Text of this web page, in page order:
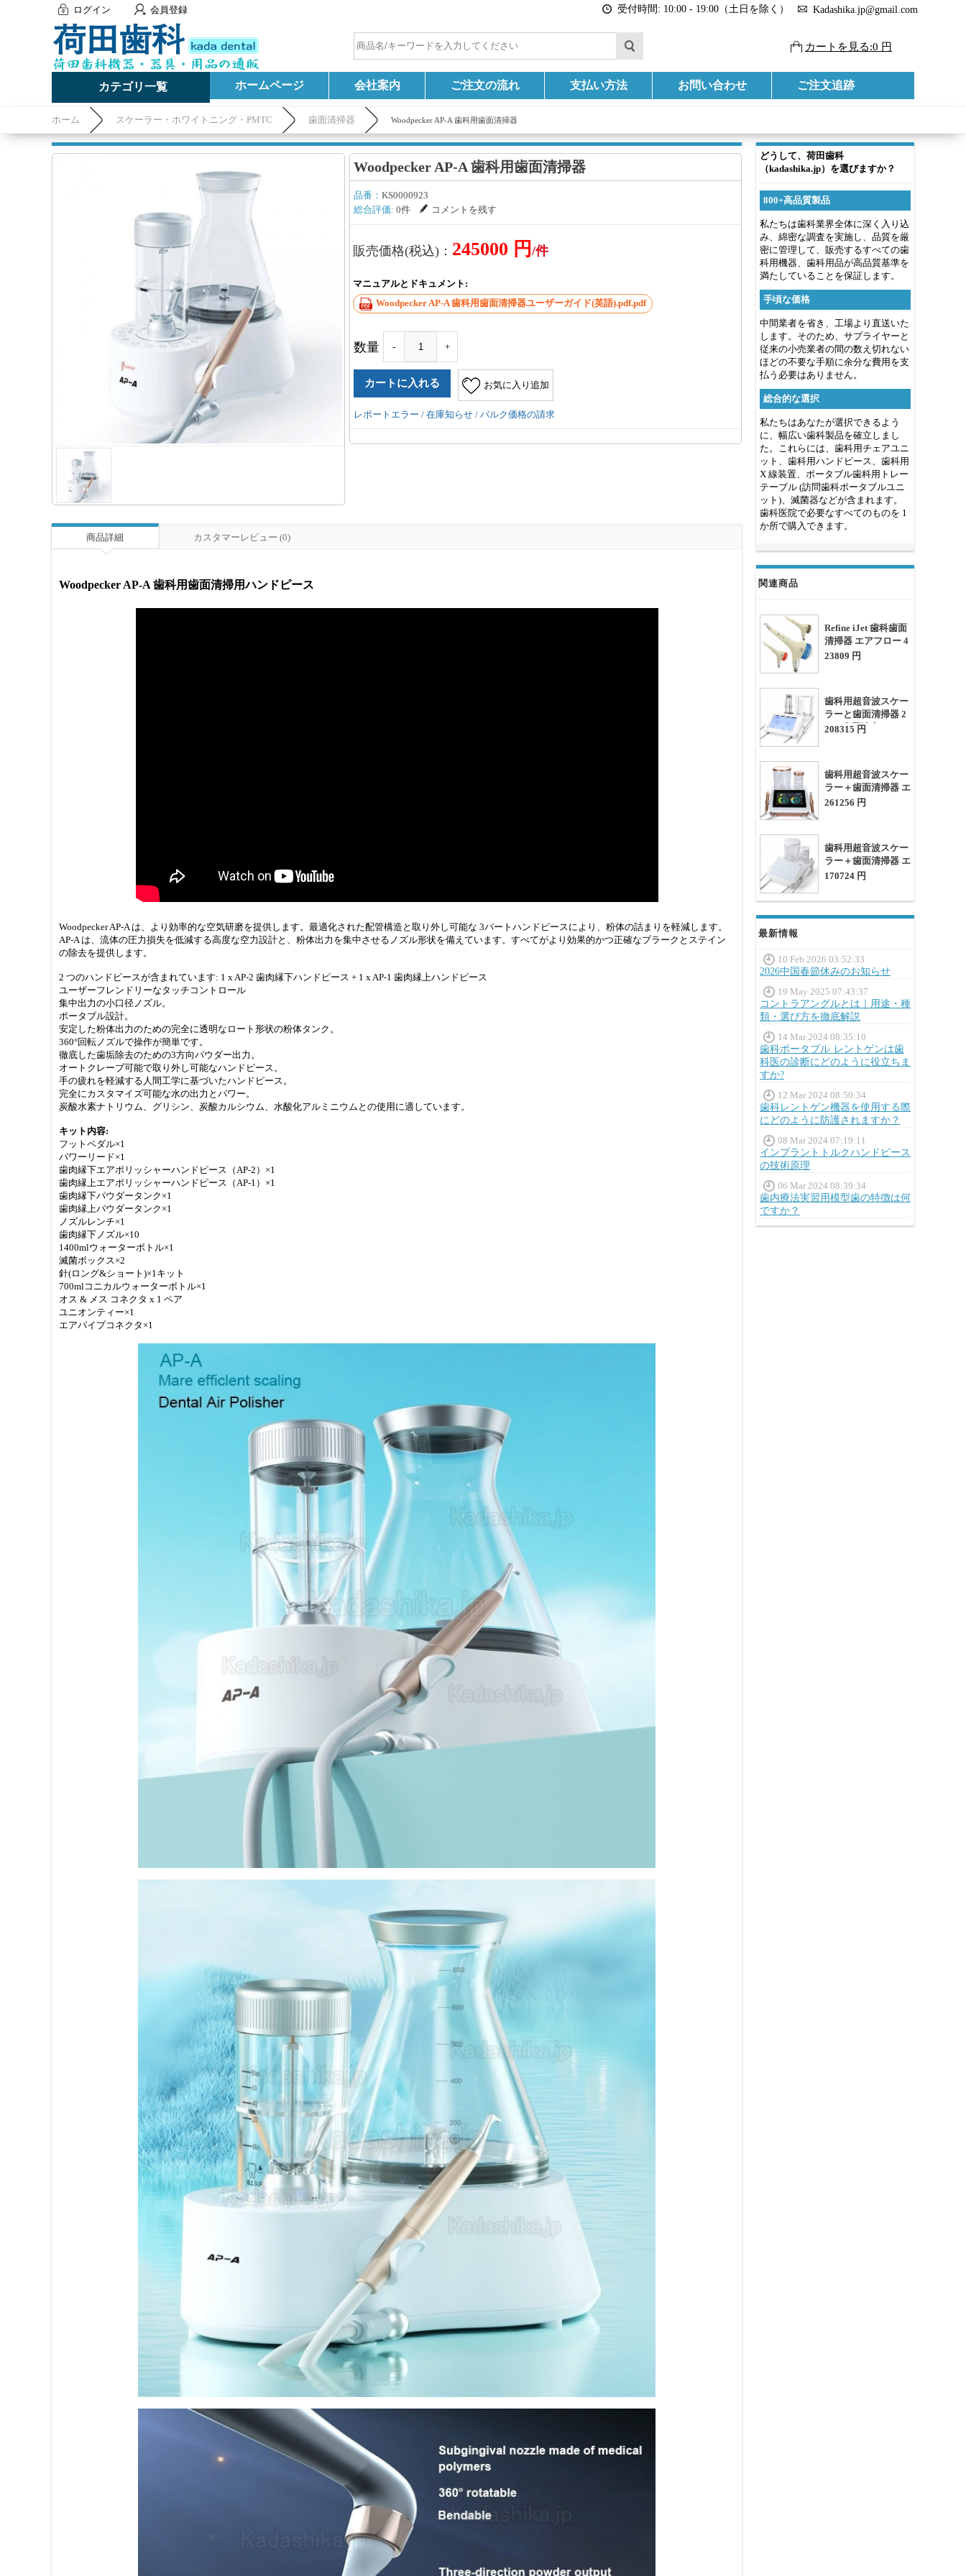
ログイン 会員登録 受付時間: 10:00 - 19:00（土日を除く） Kadashika.jp@gmail.com
カートを見る:0 円
カテゴリ一覧 ホームページ 会社案内 ご注文の流れ 支払い方法 お問い合わせ ご注文追跡
ホーム スケーラー・ホワイトニング・PMTC 歯面清掃器 Woodpecker AP-A 歯科用歯面清掃器
どうして、荷田歯科
（kadashika.jp）を選びますか？
800+高品質製品
私たちは歯科業界全体に深く入り込
み、綿密な調査を実施し、品質を厳
密に管理して、販売するすべての歯
科用機器、歯科用品が高品質基準を
満たしていることを保証します。
手頃な価格
中間業者を省き、工場より直送いた
します。そのため、サプライヤーと
従来の小売業者の間の数え切れない
ほどの不要な手順に余分な費用を支
払う必要はありません。
総合的な選択
私たちはあなたが選択できるよう
に、幅広い歯科製品を確立しまし
た。これらには、歯科用チェアユニ
ット、歯科用ハンドピース、歯科用
X 線装置、ポータブル歯科用トレー
テーブル (訪問歯科ポータブルユニ
ット)、滅菌器などが含まれます。
歯科医院で必要なすべてのものを 1
か所で購入できます。
関連商品
Refine iJet 歯科歯面
清掃器 エアフロー 4
ホール
23809 円
歯科用超音波スケー
ラーと歯面清掃器 2
in 1 歯周治療システ
208315 円
歯科用超音波スケー
ラー＋歯面清掃器 エ
アフローデバイス
261256 円
歯科用超音波スケー
ラー＋歯面清掃器 エ
アフローデバイス
ム、G+P+E+A+Cモ
ード
170724 円
最新情報
10 Feb 2026 03:52:33
2026中国春節休みのお知らせ
19 May 2025 07:43:37
コントラアングルとは｜用途・種
類・選び方を徹底解説
14 Mar 2024 08:35:10
歯科ポータブル レントゲンは歯
科医の診断にどのように役立ちま
すか?
12 Mar 2024 08:50:34
歯科レントゲン機器を使用する際
にどのように防護されますか？
08 Mar 2024 07:19:11
インプラントトルクハンドピース
の技術原理
06 Mar 2024 08:39:34
歯内療法実習用模型歯の特徴は何
ですか？
Woodpecker AP-A 歯科用歯面清掃器
品番： KS0000923
総合評価: 0件 コメントを残す
販売価格(税込)： 245000 円 /件
マニュアルとドキュメント:
Woodpecker AP-A 歯科用歯面清掃器ユーザーガイド(英語).pdf.pdf
数量 - +
お気に入り追加
レポートエラー / 在庫知らせ / バルク価格の請求
商品詳細 カスタマーレビュー (0)
Woodpecker AP-A 歯科用歯面清掃用ハンドピース
Woodpecker AP-A は、より効率的な空気研磨を提供します。最適化された配管構造と取り外し可能な 3パートハンドピースにより、粉体の詰まりを軽減します。
AP-A は、流体の圧力損失を低減する高度な空力設計と、粉体出力を集中させるノズル形状を備えています。すべてがより効果的かつ正確なプラークとステイン
の除去を提供します。
2 つのハンドピースが含まれています: 1 x AP-2 歯肉縁下ハンドピース + 1 x AP-1 歯肉縁上ハンドピース
ユーザーフレンドリーなタッチコントロール
集中出力の小口径ノズル。
ポータブル設計。
安定した粉体出力のための完全に透明なロート形状の粉体タンク。
360°回転ノズルで操作が簡単です。
徹底した歯垢除去のための3方向パウダー出力。
オートクレーブ可能で取り外し可能なハンドピース。
手の疲れを軽減する人間工学に基づいたハンドピース。
完全にカスタマイズ可能な水の出力とパワー。
炭酸水素ナトリウム、グリシン、炭酸カルシウム、水酸化アルミニウムとの使用に適しています。
キット内容:
フットペダル×1
パワーリード×1
歯肉縁下エアポリッシャーハンドピース（AP-2）×1
歯肉縁上エアポリッシャーハンドピース（AP-1）×1
歯肉縁下パウダータンク×1
歯肉縁上パウダータンク×1
ノズルレンチ×1
歯肉縁下ノズル×10
1400mlウォーターボトル×1
滅菌ボックス×2
針(ロング&ショート)×1キット
700mlコニカルウォーターボトル×1
オス & メス コネクタ x 1 ペア
ユニオンティー×1
エアパイプコネクタ×1